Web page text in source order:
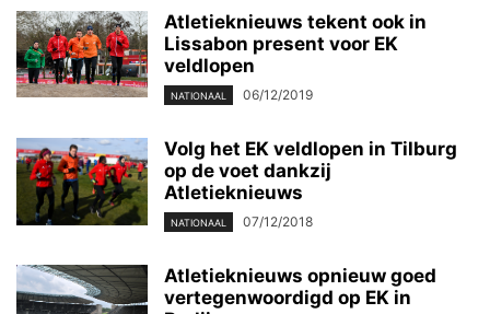
Atletieknieuws tekent ook in
Lissabon present voor EK
veldlopen
NATIONAAL 06/12/2019
Volg het EK veldlopen in Tilburg
op de voet dankzij
Atletieknieuws
NATIONAAL 07/12/2018
Atletieknieuws opnieuw goed
vertegenwoordigd op EK in